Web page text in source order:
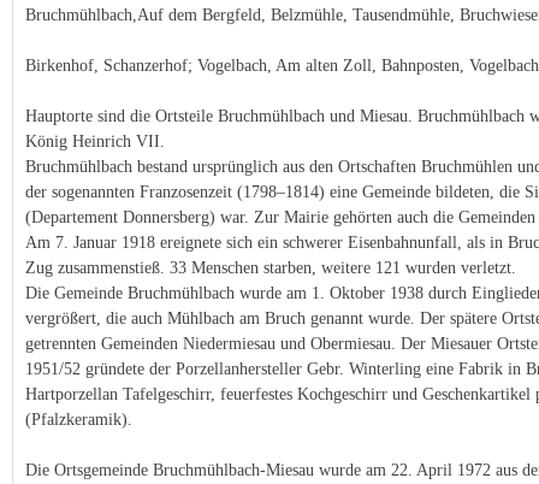
Bruchmühlbach,Auf dem Bergfeld, Belzmühle, Tausendmühle,
Birkenhof, Schanzerhof; Vogelbach, Am alten Zoll, Bahnposten,
Hauptorte sind die Ortsteile Bruchmühlbach und Miesau. Bruchmühlbach
König Heinrich VII.
Bruchmühlbach bestand ursprünglich aus den Ortschaften Bruchmühlen
der sogenannten Franzosenzeit (1798–1814) eine Gemeinde bildeten, die
(Departement Donnersberg) war. Zur Mairie gehörten auch die
Am 7. Januar 1918 ereignete sich ein schwerer Eisenbahnunfall, als in
Zug zusammenstieß. 33 Menschen starben, weitere 121 wurden verletzt.
Die Gemeinde Bruchmühlbach wurde am 1. Oktober 1938 durch
vergrößert, die auch Mühlbach am Bruch genannt wurde. Der spätere
getrennten Gemeinden Niedermiesau und Obermiesau. Der Miesauer
1951/52 gründete der Porzellanhersteller Gebr. Winterling eine Fabrik in
Hartporzellan Tafelgeschirr, feuerfestes Kochgeschirr und
(Pfalzkeramik).
Die Ortsgemeinde Bruchmühlbach-Miesau wurde am 22. April 1972 aus